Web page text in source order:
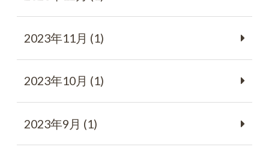
2023年11月 (1)
2023年10月 (1)
2023年9月 (1)